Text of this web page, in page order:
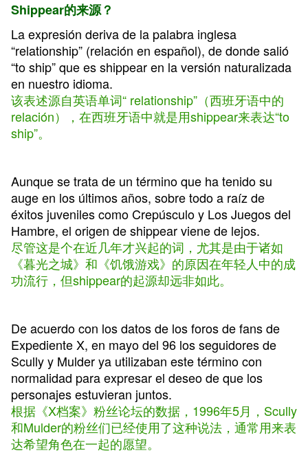
Shippear的来源？
La expresión deriva de la palabra inglesa
“relationship” (relación en español), de donde salió
“to ship” que es shippear en la versión naturalizada
en nuestro idioma.
该表述源自英语单词“ relationship”（西班牙语中的
relación），在西班牙语中就是用shippear来表达“to
ship”。
Aunque se trata de un término que ha tenido su
auge en los últimos años, sobre todo a raíz de
éxitos juveniles como Crepúsculo y Los Juegos del
Hambre, el origen de shippear viene de lejos.
尽管这是个在近几年才兴起的词，尤其是由于诸如
《暮光之城》和《饥饿游戏》的原因在年轻人中的成
功流行，但shippear的起源却远非如此。
De acuerdo con los datos de los foros de fans de
Expediente X, en mayo del 96 los seguidores de
Scully y Mulder ya utilizaban este término con
normalidad para expresar el deseo de que los
personajes estuvieran juntos.
根据《X档案》粉丝论坛的数据，1996年5月，Scully
和Mulder的粉丝们已经使用了这种说法，通常用来表
达希望角色在一起的愿望。